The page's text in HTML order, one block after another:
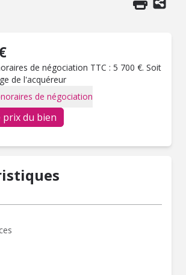
de négociation TTC : 5 700 €. Soit
de l'acquéreur
de négociation
prix du bien